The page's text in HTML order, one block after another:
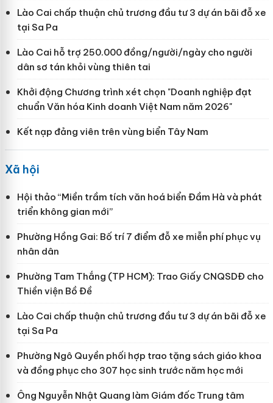
Lào Cai chấp thuận chủ trương đầu tư 3 dự án bãi đỗ xe
tại Sa Pa
Lào Cai hỗ trợ 250.000 đồng/người/ngày cho người
dân sơ tán khỏi vùng thiên tai
Khởi động Chương trình xét chọn "Doanh nghiệp đạt
chuẩn Văn hóa Kinh doanh Việt Nam năm 2026"
Kết nạp đảng viên trên vùng biển Tây Nam
Xã hội
Hội thảo “Miền trầm tích văn hoá biển Đầm Hà và phát
triển không gian mới”
Phường Hồng Gai: Bố trí 7 điểm đỗ xe miễn phí phục vụ
nhân dân
Phường Tam Thắng (TP HCM): Trao Giấy CNQSDĐ cho
Thiền viện Bồ Đề
Lào Cai chấp thuận chủ trương đầu tư 3 dự án bãi đỗ xe
tại Sa Pa
Phường Ngô Quyền phối hợp trao tặng sách giáo khoa
và đồng phục cho 307 học sinh trước năm học mới
Ông Nguyễn Nhật Quang làm Giám đốc Trung tâm